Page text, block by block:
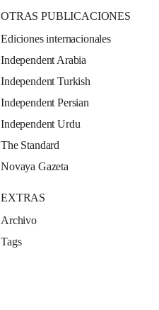
OTRAS PUBLICACIONES
Ediciones internacionales
Independent Arabia
Independent Turkish
Independent Persian
Independent Urdu
The Standard
Novaya Gazeta
EXTRAS
Archivo
Tags